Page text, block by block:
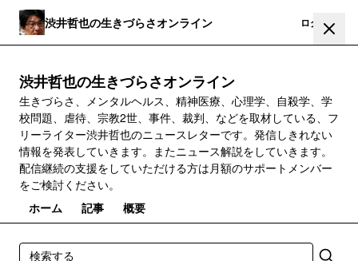
渋井哲也の生きづらさオンライン ログイン
渋井哲也の生きづらさオンライン
生きづらさ、メンタルヘルス、精神医療、心理学、自殺学、学
校問題、虐待、宗教2世、事件、裁判、などを取材している、フ
リーライター渋井哲也のニュースレターです。発信しきれない
情報を発表していきます。またニュース解説をしていきます。
配信継続の支援をしていただける方は月額のサポートメンバー
をご検討ください。
ホーム
記事 概要